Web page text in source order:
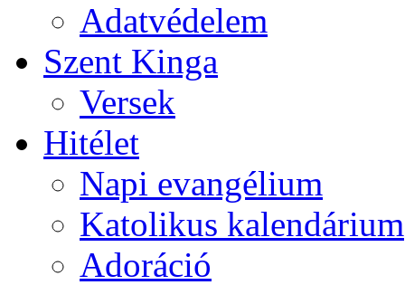
Adatvédelem
Szent Kinga
Versek
Hitélet
Napi evangélium
Katolikus kalendárium
Adoráció